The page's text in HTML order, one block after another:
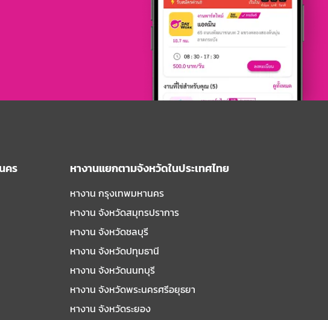
คร หางานแยกตามจังหวัดในประเทศไทย
หางาน กรุงเทพมหานคร
หางาน จังหวัดสมุทรปราการ
หางาน จังหวัดชลบุรี
หางาน จังหวัดปทุมธานี
หางาน จังหวัดนนทบุรี
หางาน จังหวัดพระนครศรีอยุธยา
หางาน จังหวัดระยอง